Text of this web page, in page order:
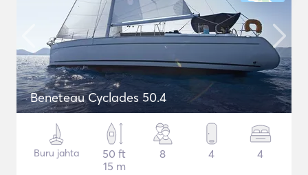
Beneteau Cyclades 50.4
Buru jahta
50 ft
15 m
8 4 4